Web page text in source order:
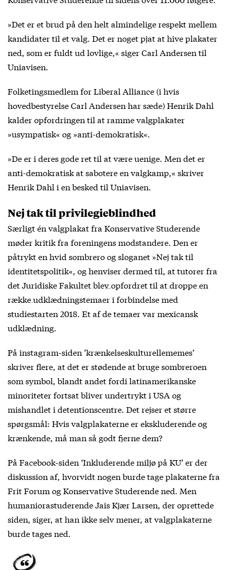
»Det er et brud på den helt almindelige respekt mellem
kandidater til et valg. Det er noget pjat at hive plakater
ned, som er fuldt ud lovlige,« siger Carl Andersen til
Uniavisen.
Folketingsmedlem for Liberal Alliance (i hvis
hovedbestyrelse Carl Andersen har sæde) Henrik Dahl
kalder opfordringen til at ramme valgplakater
»usympatisk« og »anti-demokratisk«.
»De er i deres gode ret til at være uenige. Men det er
anti-demokratisk at sabotere en valgkamp,« skriver
Henrik Dahl i en besked til Uniavisen.
Nej tak til privilegieblindhed
Særligt én valgplakat fra Konservative Studerende
møder kritik fra foreningens modstandere. Den er
påtrykt en hvid sombrero og sloganet »Nej tak til
identitetspolitik«, oghenviser dermed til, at tutorer fra
det Juridiske Fakultet blev opfordret til at droppe en
række udklædningstemaeri forbindelse med
studiestarten 2018. Et af de temaer var mexicansk
udklædning.
På instagram-siden ’krænkelseskulturellememes’
skriver flere, at det er stødende at bruge sombreroen
som symbol, blandt andet fordi latinamerikanske
minoriteter fortsat bliver undertrykt i USA og
mishandlet i detentionscentre. Det rejser et større
spørgsmål: Hvis valgplakaterne er ekskluderende og
krænkende, må man så godt fjerne dem?
På Facebook-siden ‘Inkluderende miljø på KU’ er der
diskussion af, hvorvidt nogen burde tage plakaterne fra
Frit Forum og Konservative Studerende ned. Men
humaniorastuderende Jais Kjær Larsen, der oprettede
siden, siger, at han ikke selv mener, at valgplakaterne
burde tages ned.